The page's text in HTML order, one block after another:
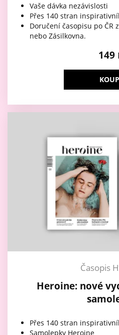
Vaše dávka nezávislosti
Přes 140 stran
Doručení časopisu po ČR
nebo Zásilkovna.
149
Časopis
Heroine: nové
Přes 140 stran
Samolepky Heroine